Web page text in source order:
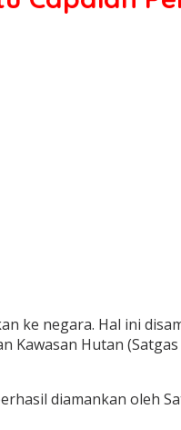
ke negara. Hal ini
Hutan
diamankan oleh